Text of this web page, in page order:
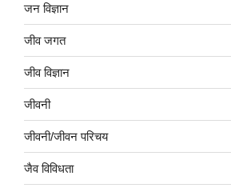
जन विज्ञान
जीव जगत
जीव विज्ञान
जीवनी
जीवनी/जीवन परिचय
जैव विविधता